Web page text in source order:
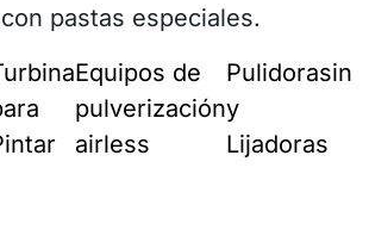
pastas especiales.
Equipos de
pulverización
airless
Pulidoras
y
Lijadoras